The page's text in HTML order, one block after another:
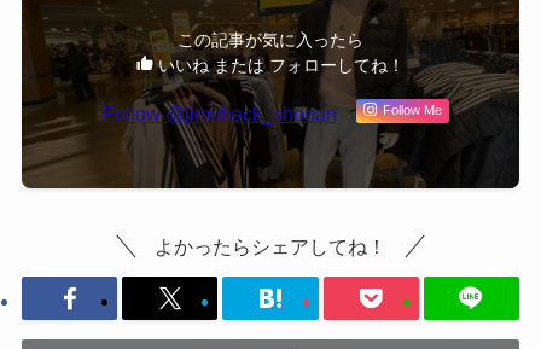
この記事が気に入ったら
いいね または フォローしてね！
Follow @jimohack_shonan Follow Me
よかったらシェアしてね！